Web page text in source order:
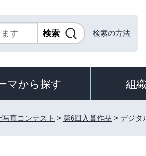
検索の方法
マから探す 組
真コンテスト > 第6回入賞作品 > デジタ